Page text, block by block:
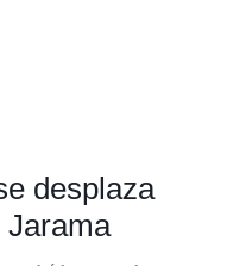
desplaza
Jarama